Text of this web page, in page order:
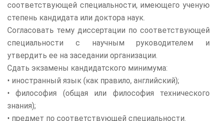
соответствующей специальности, имеющего ученую
степень кандидата или доктора наук.
Согласовать тему диссертации по соответствующей
специальности с научным руководителем и
утвердить ее на заседании организации.
Сдать экзамены кандидатского минимума:
• иностранный язык (как правило, английский);
• философия (общая или философия технического
знания);
• предмет по соответствующей специальности.